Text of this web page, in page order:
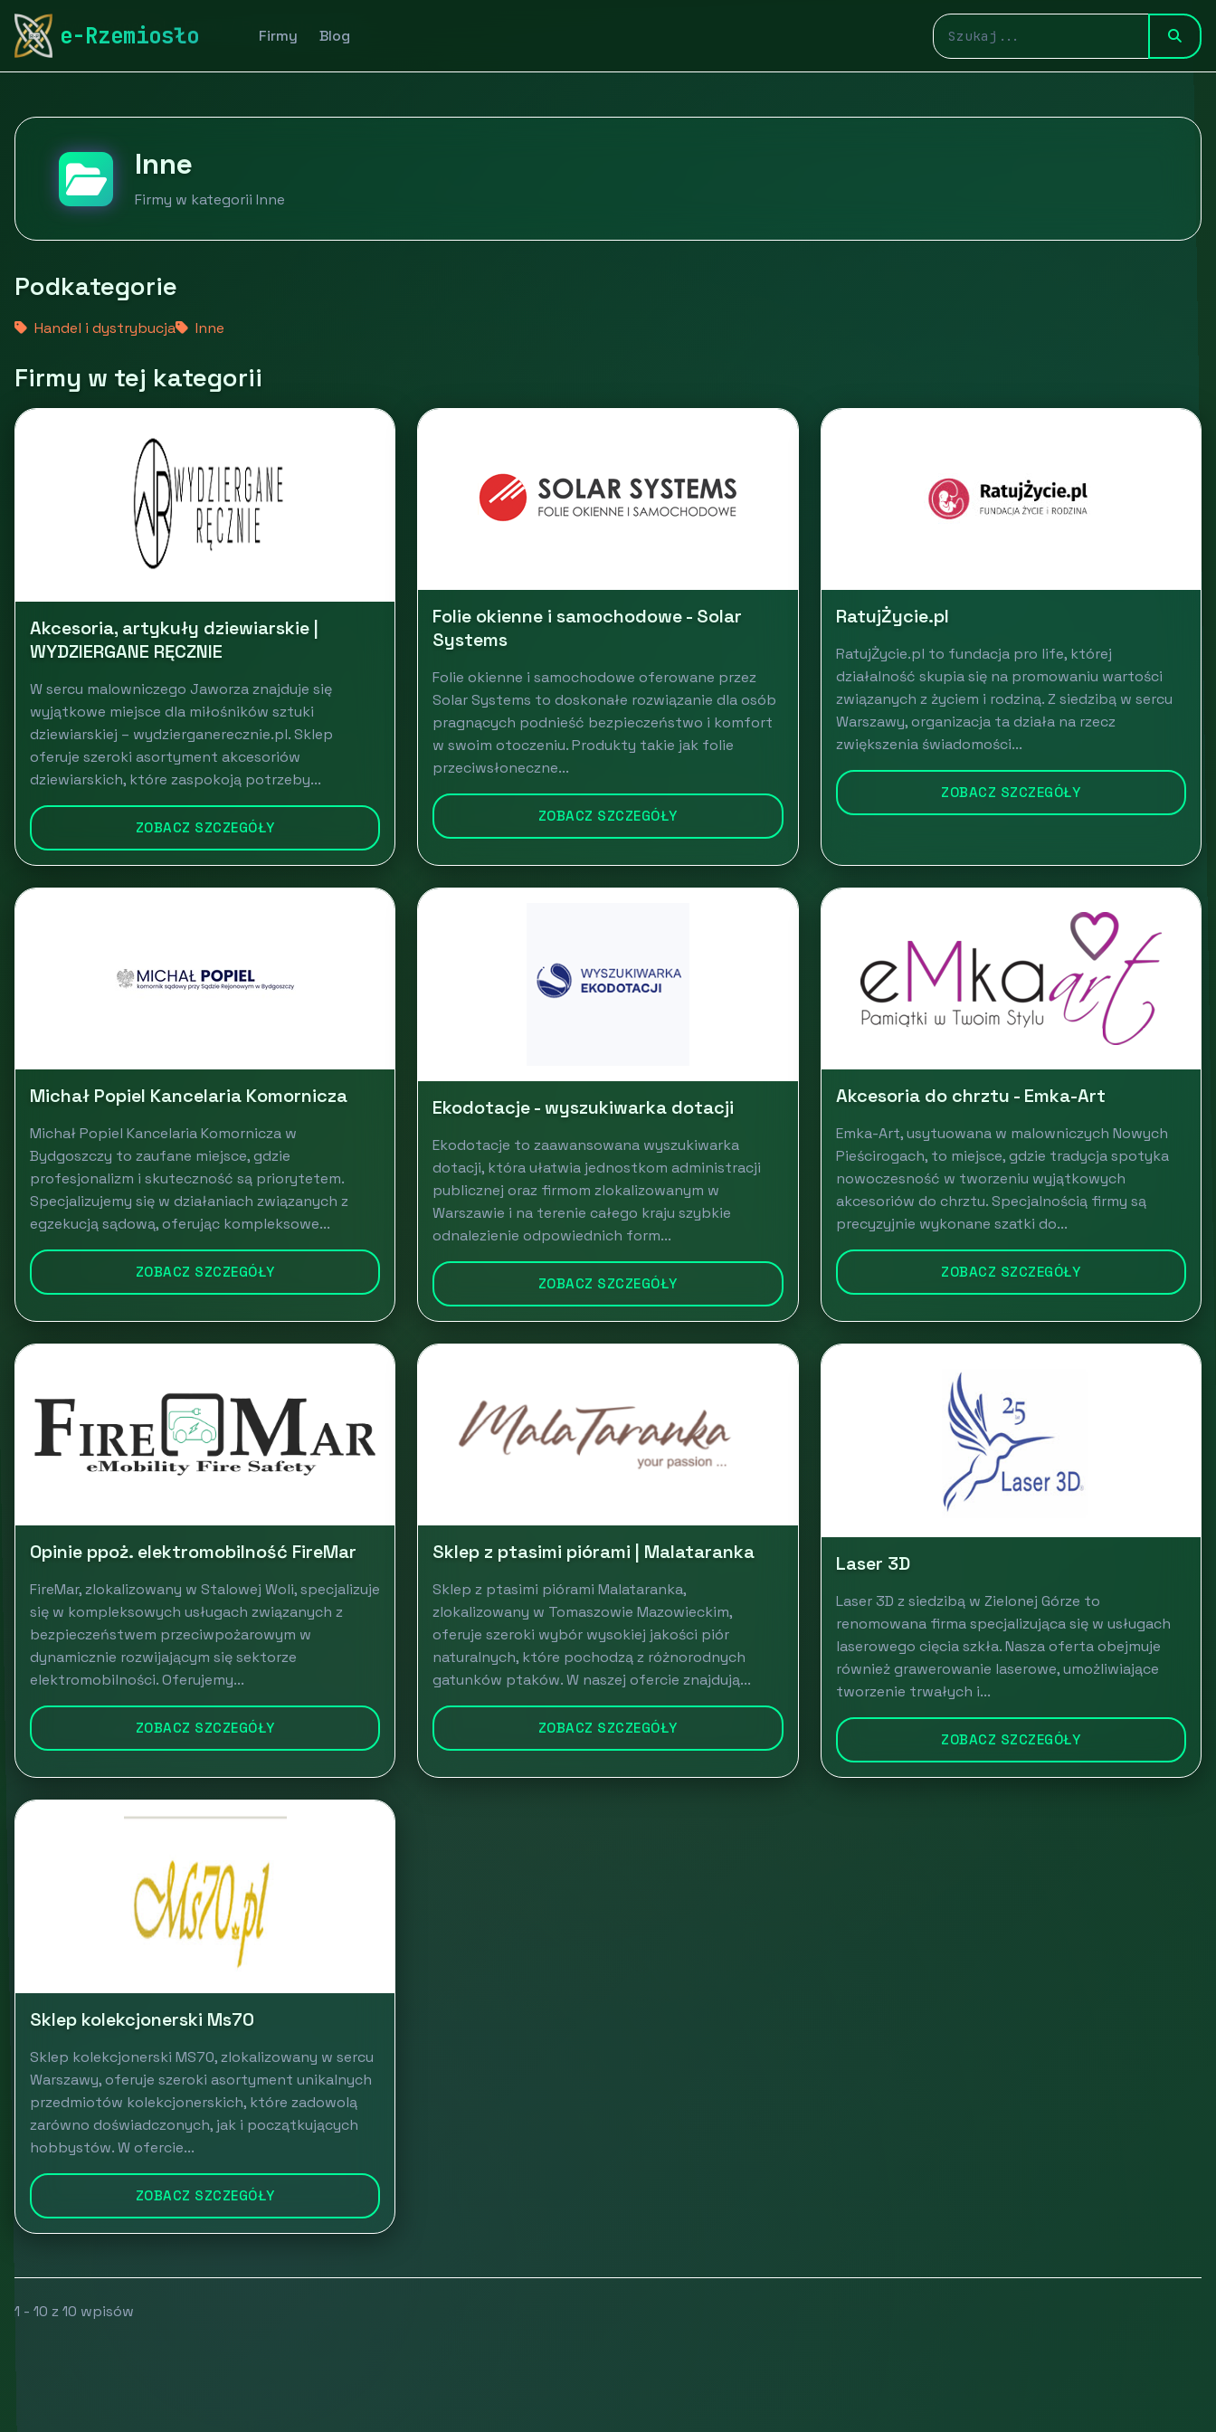
e-Rzemiosło Firmy Blog
rymarstwo-poznan.pl
Inne
Firmy w kategorii Inne
Podkategorie
Handel i dystrybucja Inne
Firmy w tej kategorii
Akcesoria, artykuły dziewiarskie |
WYDZIERGANE RĘCZNIE
W sercu malowniczego Jaworza znajduje się
wyjątkowe miejsce dla miłośników sztuki
dziewiarskiej – wydzierganerecznie.pl. Sklep
oferuje szeroki asortyment akcesoriów
dziewiarskich, które zaspokoją potrzeby...
ZOBACZ SZCZEGÓŁY
Folie okienne i samochodowe - Solar
Systems
Folie okienne i samochodowe oferowane przez
Solar Systems to doskonałe rozwiązanie dla osób
pragnących podnieść bezpieczeństwo i komfort
w swoim otoczeniu. Produkty takie jak folie
przeciwsłoneczne...
ZOBACZ SZCZEGÓŁY
RatujŻycie.pl
RatujŻycie.pl to fundacja pro life, której
działalność skupia się na promowaniu wartości
związanych z życiem i rodziną. Z siedzibą w sercu
Warszawy, organizacja ta działa na rzecz
zwiększenia świadomości...
ZOBACZ SZCZEGÓŁY
Michał Popiel Kancelaria Komornicza
Michał Popiel Kancelaria Komornicza w
Bydgoszczy to zaufane miejsce, gdzie
profesjonalizm i skuteczność są priorytetem.
Specjalizujemy się w działaniach związanych z
egzekucją sądową, oferując kompleksowe...
ZOBACZ SZCZEGÓŁY
Ekodotacje - wyszukiwarka dotacji
Ekodotacje to zaawansowana wyszukiwarka
dotacji, która ułatwia jednostkom administracji
publicznej oraz firmom zlokalizowanym w
Warszawie i na terenie całego kraju szybkie
odnalezienie odpowiednich form...
ZOBACZ SZCZEGÓŁY
Akcesoria do chrztu - Emka-Art
Emka-Art, usytuowana w malowniczych Nowych
Pieścirogach, to miejsce, gdzie tradycja spotyka
nowoczesność w tworzeniu wyjątkowych
akcesoriów do chrztu. Specjalnością firmy są
precyzyjnie wykonane szatki do...
ZOBACZ SZCZEGÓŁY
Opinie ppoż. elektromobilność FireMar
FireMar, zlokalizowany w Stalowej Woli, specjalizuje
się w kompleksowych usługach związanych z
bezpieczeństwem przeciwpożarowym w
dynamicznie rozwijającym się sektorze
elektromobilności. Oferujemy...
ZOBACZ SZCZEGÓŁY
Sklep z ptasimi piórami | Malataranka
Sklep z ptasimi piórami Malataranka,
zlokalizowany w Tomaszowie Mazowieckim,
oferuje szeroki wybór wysokiej jakości piór
naturalnych, które pochodzą z różnorodnych
gatunków ptaków. W naszej ofercie znajdują...
ZOBACZ SZCZEGÓŁY
Laser 3D
Laser 3D z siedzibą w Zielonej Górze to
renomowana firma specjalizująca się w usługach
laserowego cięcia szkła. Nasza oferta obejmuje
również grawerowanie laserowe, umożliwiające
tworzenie trwałych i...
ZOBACZ SZCZEGÓŁY
Sklep kolekcjonerski Ms70
Sklep kolekcjonerski MS70, zlokalizowany w sercu
Warszawy, oferuje szeroki asortyment unikalnych
przedmiotów kolekcjonerskich, które zadowolą
zarówno doświadczonych, jak i początkujących
hobbystów. W ofercie...
ZOBACZ SZCZEGÓŁY
1 - 10 z 10 wpisów